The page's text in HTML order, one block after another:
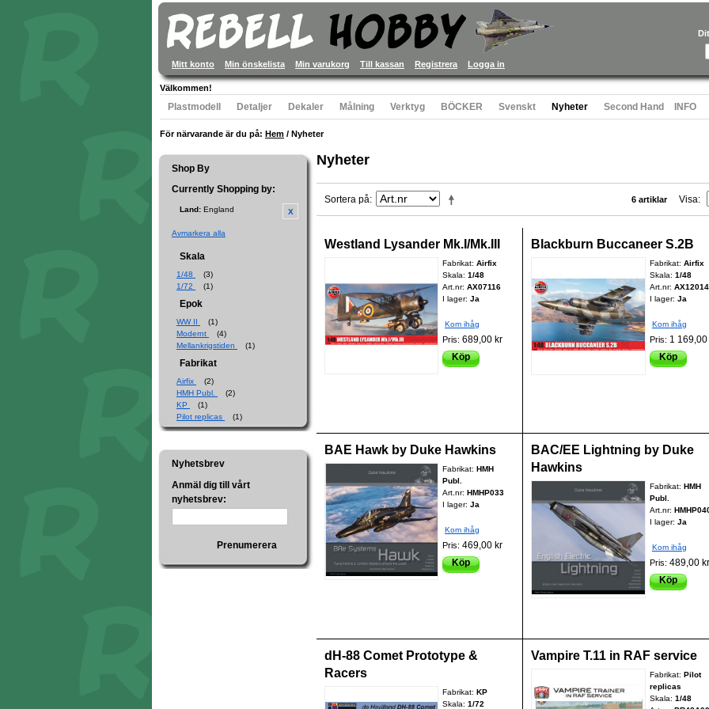
Mitt konto Min önskelista Min varukorg Till kassan Registrera Logga in
Välkommen!
Plastmodell Detaljer Dekaler Målning Verktyg BÖCKER Svenskt Nyheter Second Hand INFO
För närvarande är du på: Hem / Nyheter
Shop By
Currently Shopping by:
Land: England
Avmarkera alla
Skala
1/48
(3)
1/72
(1)
Epok
WW II
(1)
Modernt
(4)
Mellankrigstiden
(1)
Fabrikat
Airfix
(2)
HMH Publ.
(2)
KP
(1)
Pilot replicas
(1)
Nyheter
Sortera på 6 artiklar Visa
Westland Lysander Mk.I/Mk.III
Fabrikat:Airfix
Skala:1/48
Art.nr:AX07116
I lager: Ja
Kom ihåg
Pris:689,00 kr
Köp
Blackburn Buccaneer S.2B
Fabrikat: Airfix
Skala: 1/48
Art.nr: AX12014
I lager: Ja
Kom ihåg
Pris: 1 169,00
Köp
BAE Hawk by Duke Hawkins
Fabrikat:HMH
Publ.
Art.nr:HMHP033
I lager: Ja
Kom ihåg
Pris:469,00 kr
Köp
BAC/EE Lightning by Duke
Hawkins
Fabrikat: HMH
Publ.
Art.nr:
I lager: Ja
Kom ihåg
Pris: 489,00 kr
Köp
dH-88 Comet Prototype &
Racers
Fabrikat:KP
Skala:1/72
Vampire T.11 in RAF service
Fabrikat: Pilot
replicas
Skala: 1/48
Nyhetsbrev
Anmäl dig till vårt
nyhetsbrev:
Prenumerera